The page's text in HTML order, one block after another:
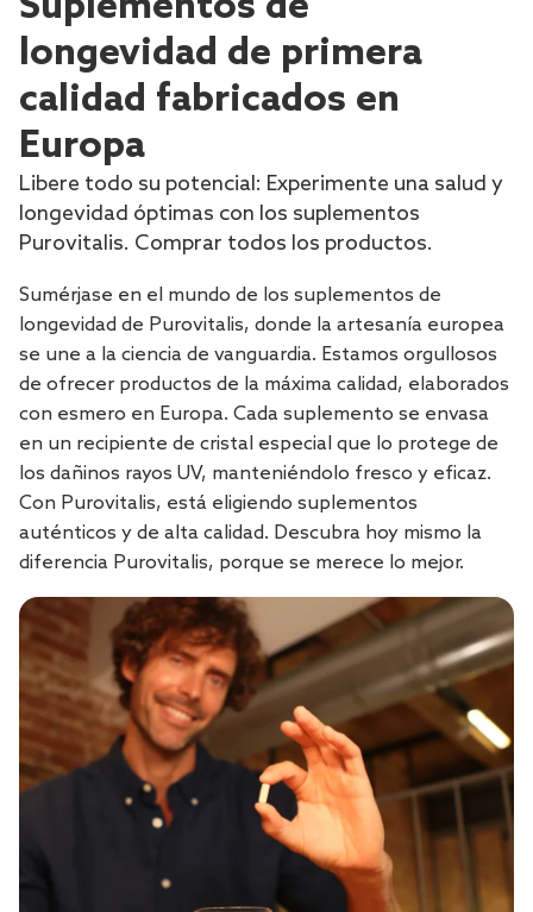
longevidad de primera
calidad fabricados en
Europa
Libere todo su potencial: Experimente una salud y
longevidad óptimas con los suplementos
Purovitalis. Comprar todos los productos.
Sumérjase en el mundo de los suplementos de
longevidad de Purovitalis, donde la artesanía europea
se une a la ciencia de vanguardia. Estamos orgullosos
de ofrecer productos de la máxima calidad, elaborados
con esmero en Europa. Cada suplemento se envasa
en un recipiente de cristal especial que lo protege de
los dañinos rayos UV, manteniéndolo fresco y eficaz.
Con Purovitalis, está eligiendo suplementos
auténticos y de alta calidad. Descubra hoy mismo la
diferencia Purovitalis, porque se merece lo mejor.